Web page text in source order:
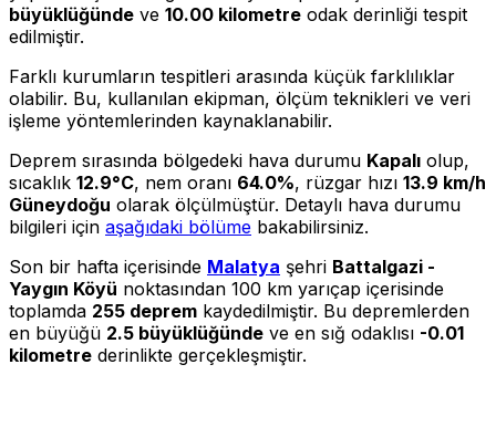
büyüklüğünde ve 10.00 kilometre odak derinliği tespit
edilmiştir.
Farklı kurumların tespitleri arasında küçük farklılıklar
olabilir. Bu, kullanılan ekipman, ölçüm teknikleri ve veri
işleme yöntemlerinden kaynaklanabilir.
Deprem sırasında bölgedeki hava durumu Kapalı olup,
sıcaklık 12.9°C, nem oranı 64.0%, rüzgar hızı 13.9 km/h
Güneydoğu olarak ölçülmüştür. Detaylı hava durumu
bilgileri için aşağıdaki bölüme bakabilirsiniz.
Son bir hafta içerisinde Malatya şehri Battalgazi -
Yaygın Köyü noktasından 100 km yarıçap içerisinde
toplamda 255 deprem kaydedilmiştir. Bu depremlerden
en büyüğü 2.5 büyüklüğünde ve en sığ odaklısı -0.01
kilometre derinlikte gerçekleşmiştir.